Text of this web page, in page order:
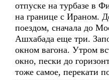
отпуске на турбазе в
на границе с Ираном.
поездом, сначала до
Ашхабада еще три.
окном вагона. Утром
окно, пески до
тоже самое, перекати